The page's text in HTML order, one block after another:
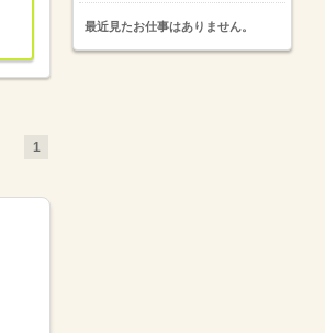
1
最近見たお仕事はありません。